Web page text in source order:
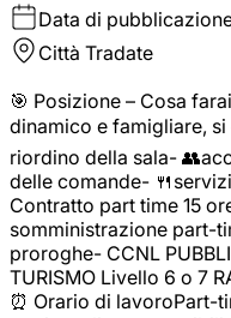
Data di
Città Tradate
🎯 Posizione – Cosa
dinamico e famigliare,
riordino della sala-
delle comande-
Contratto part time 15
somministrazione part-
proroghe- CCNL
TURISMO Livello 6 o 7
⏰ Orario di lavoroPart-